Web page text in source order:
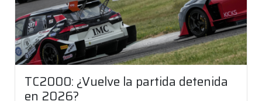
TC2000: ¿Vuelve la partida detenida
en 2026?